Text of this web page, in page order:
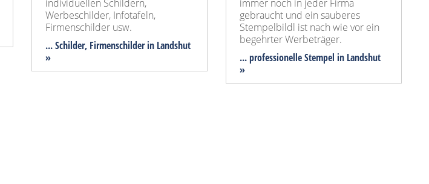
individuellen Schildern,
Werbeschilder, Infotafeln,
Firmenschilder usw.
... Schilder, Firmenschilder in Landshut
»
immer noch in jeder Firma
gebraucht und ein sauberes
Stempelbildl ist nach wie vor ein
begehrter Werbeträger.
... professionelle Stempel in Landshut
»